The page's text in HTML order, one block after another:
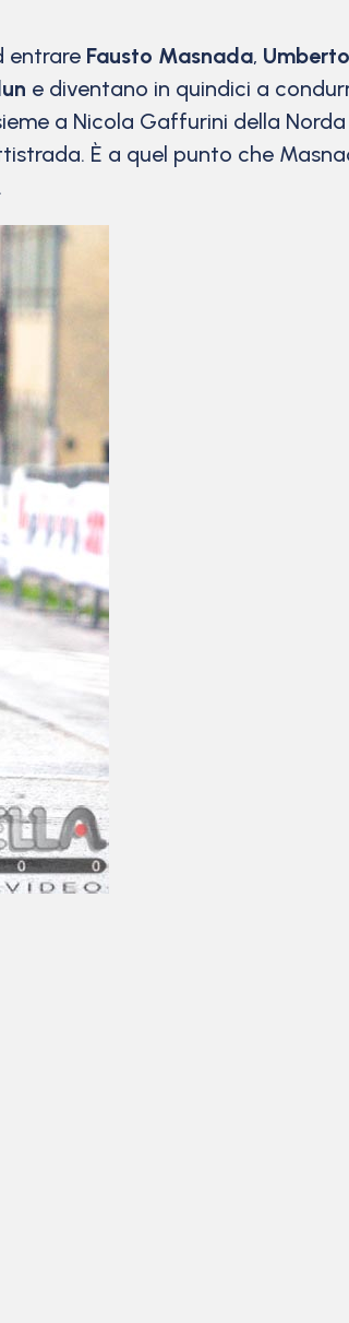
entrare Fausto Masnada,
e diventano in quindici a
a Nicola Gaffurini della
È a quel punto che